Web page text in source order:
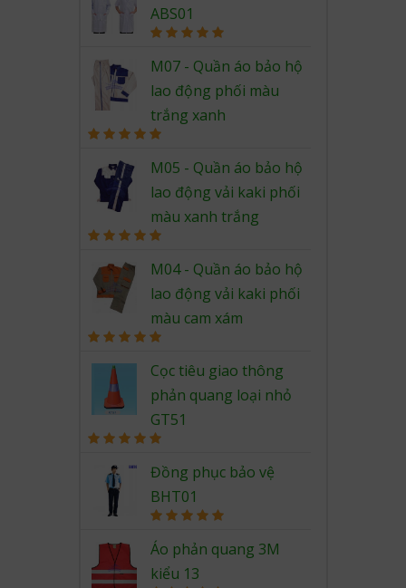
ABS01
out of 5
M07 - Quần áo bảo hộ
lao động phối màu
trắng xanh
out of 5
M05 - Quần áo bảo hộ
lao động vải kaki phối
màu xanh trắng
out of 5
M04 - Quần áo bảo hộ
lao động vải kaki phối
màu cam xám
out of 5
Cọc tiêu giao thông
phản quang loại nhỏ
GT51
out of 5
Đồng phục bảo vệ
BHT01
out of 5
Áo phản quang 3M
kiểu 13